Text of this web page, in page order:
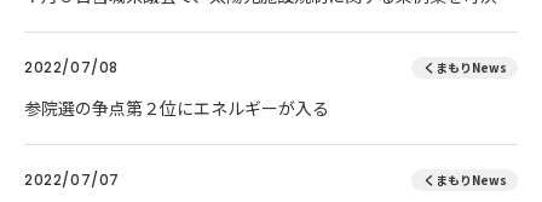
2022/07/08 くまもりNews
参院選の争点第２位にエネルギーが入る
2022/07/07 くまもりNews